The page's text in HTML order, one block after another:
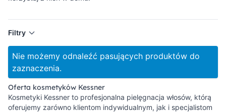
Filtry
Nie możemy odnaleźć pasujących produktów do
zaznaczenia.
Oferta kosmetyków Kessner
Kosmetyki Kessner to profesjonalna pielęgnacja włosów, którą
oferujemy zarówno klientom indywidualnym, jak i specjalistom